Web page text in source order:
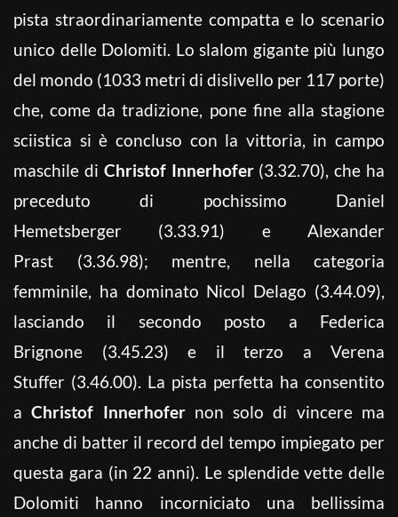
pista straordinariamente compatta e lo scenario
unico delle Dolomiti. Lo slalom gigante più lungo
del mondo (1033 metri di dislivello per 117 porte)
che, come da tradizione, pone fine alla stagione
sciistica si è concluso con la vittoria, in campo
maschile di Christof Innerhofer(3.32.70), che ha
preceduto di pochissimo Daniel
Hemetsberger (3.33.91) e Alexander
Prast (3.36.98); mentre, nella categoria
femminile, ha dominato Nicol Delago (3.44.09),
lasciando il secondo posto a Federica
Brignone (3.45.23) e il terzo a Verena
Stuffer (3.46.00). La pista perfetta ha consentito
aChristof Innerhofernon solo di vincere ma
anche di batter il record del tempo impiegato per
questa gara (in 22 anni). Le splendide vette delle
Dolomiti hanno incorniciato una bellissima